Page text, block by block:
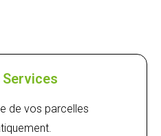
de vos parcelles